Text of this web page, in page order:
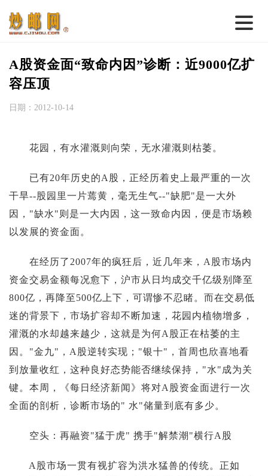
首 页
热点话题
邮币卡苑
实战论坛
A股资金面“致命内因”诊断：近9000亿扩
容压顶
日期：2012-10-14
花园，有水灌溉则向荣，无水灌溉则枯萎。
已有20年历史的A股，正经历着史上最严重的一次
干旱--股园里一片蔫黄，毫无生气--"缺肥"是一大外
因，"缺水"则是一大内因，这一致命内因，便是市场赖
以发展的资金面。
在经历了2007年的疯狂后，近几年来，A股市场内
资金交易金额每况愈下，沪市从日均成交千亿级别降至
800亿，再降至500亿上下，可谓惨不忍睹。而在交易低
迷的背景下，市场扩容却不断加速，花园内植物增多，
灌溉的水却越来越少，这就是为何A股正在枯萎的主
因。"金九"，A股逆转实现；"银十"，首周也欣喜地看
到放量收红，这种良好态势能否继续保持，"水"成为关
键。本周，《每日经济新闻》将对A股资金面进行一次
全面的剖析，诊断市场的" 水"储量到底有多少。
空头：再融资"猛于虎" 携手"解禁潮"横行A股
A股市场一贯有视扩容为洪水猛兽的传统。正如